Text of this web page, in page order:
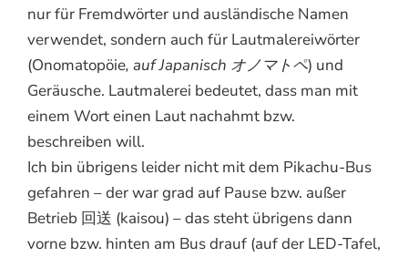
nur für Fremdwörter und ausländische Namen
verwendet, sondern auch für Lautmalereiwörter
(Onomatopöie, auf Japanisch オノマトペ) und
Geräusche. Lautmalerei bedeutet, dass man mit
einem Wort einen Laut nachahmt bzw.
beschreiben will.
Ich bin übrigens leider nicht mit dem Pikachu-Bus
gefahren – der war grad auf Pause bzw. außer
Betrieb 回送 (kaisou) – das steht übrigens dann
vorne bzw. hinten am Bus drauf (auf der LED-Tafel,